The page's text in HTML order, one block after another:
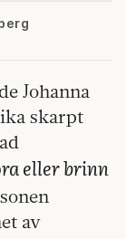
Johanna
skarpt
eller brinn
av